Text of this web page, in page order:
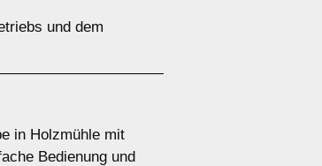
und dem
in Holzmühle mit
Bedienung und